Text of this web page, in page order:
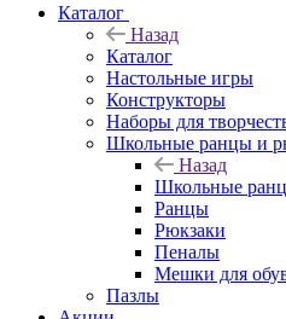
Каталог
Назад
Каталог
Настольные игры
Конструкторы
Наборы для
Школьные ранцы и
Назад
Школьные
Ранцы
Рюкзаки
Пеналы
Мешки для
Пазлы